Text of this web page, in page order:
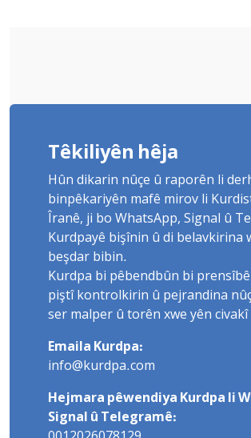
Têkiliyên hêja
Hûn dikarin nûçe û raporên li
binpêkariyên mafê mirov li
Îranê, ji bo WhatsApp, Signal û
Kurdpayê bişînin û di belavkirina
beşdar bibin.
Kurdpa bi pêbendbûn bi
piştî kontrolkirin û pejrandina
ser malper û torên xwe yên
Emaila Kurdpa:
info@kurdpa.com
Hejmara pêwendiya Kurdpa li
Signal û Telegramê: